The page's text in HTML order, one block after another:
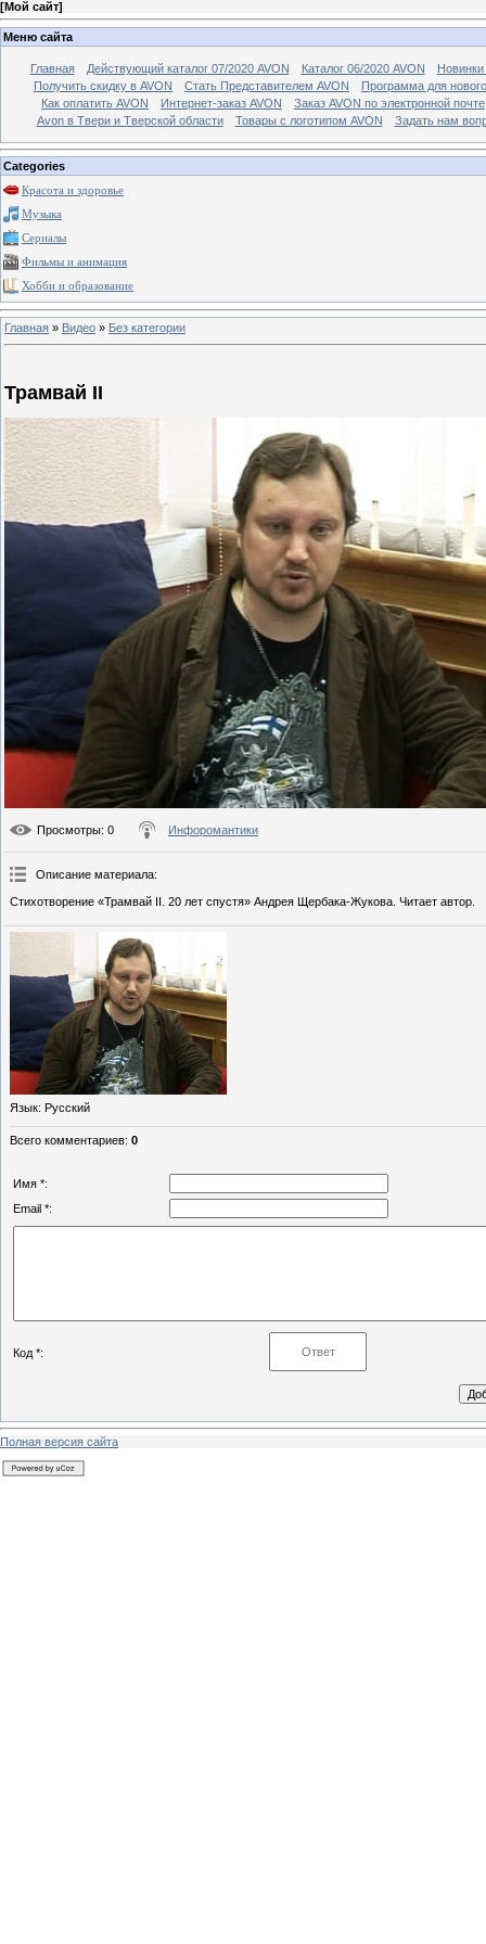
[Мой сайт]
Меню сайта
Главная Действующий каталог 07/2020 AVON Каталог 06/2020 AVON
Новинки
Получить скидку в AVON
Стать Представителем AVON
Программа для
Как оплатить AVON
Интернет-заказ AVON
Заказ AVON по электронной почте
Avon в Твери и Тверской области
Товары с логотипом AVON Задать нам
Categories
Красота и здоровье
Музыка
Сериалы
Фильмы и анимация
Хобби и образование
Главная » Видео » Без категории
Трамвай II
Просмотры: 0 Инфоромантики
Описание материала:
Стихотворение «Трамвай II. 20 лет спустя» Андрея Щербака-Жукова. Читает автор.
Язык: Русский
Всего комментариев: 0
Имя *:
Email *:
Код *:
Полная версия сайта